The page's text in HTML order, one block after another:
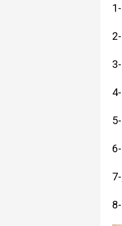
1-
2-
3-
4-
5-
6-
7-
8-